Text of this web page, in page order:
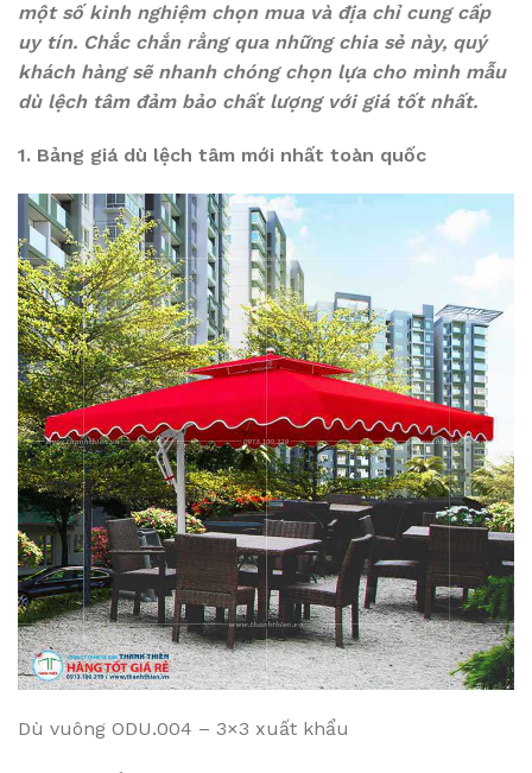
một số kinh nghiệm chọn mua và địa chỉ cung cấp
uy tín. Chắc chắn rằng qua những chia sẻ này, quý
khách hàng sẽ nhanh chóng chọn lựa cho mình mẫu
dù lệch tâm đảm bảo chất lượng với giá tốt nhất.
1. Bảng giá dù lệch tâm mới nhất toàn quốc
Dù vuông ODU.004 – 3×3 xuất khẩu